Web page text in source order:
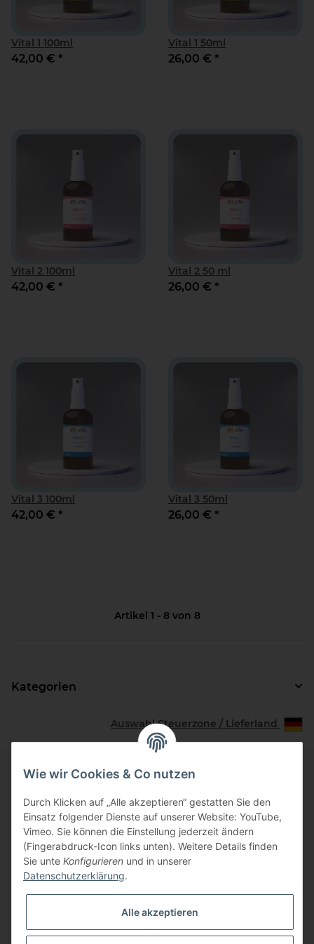
Vital 1 100ml
42,00 € *
Vital 1 50ml
26,00 € *
Vital 2 100ml
42,00 € *
Vital 2 50 ml
26,00 € *
Vital 3 100ml
42,00 € *
Vital 3 50ml
26,00 € *
Artikel 1 - 8 von 8
Kategorien
Auswahl Steuerzone / Lieferland
Informationen
Zahlungsinformationen
Gesetzliche Informationen
Wie wir Cookies & Co nutzen
Durch Klicken auf „Alle akzeptieren“ gestatten Sie den
Einsatz folgender Dienste auf unserer Website: YouTube,
Vimeo. Sie können die Einstellung jederzeit ändern
(Fingerabdruck-Icon links unten). Weitere Details finden
Sie unte Konfigurieren und in unserer
Datenschutzerklärung.
Alle akzeptieren